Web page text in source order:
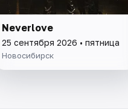
Neverlove
25 сентября 2026 • пятница
Новосибирск